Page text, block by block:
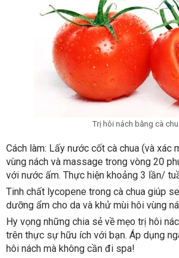
Trị hôi nách bằng cà
Cách làm: Lấy nước cốt cà chua (và xác
vùng nách và massage trong vòng 20
với nước ấm. Thực hiện khoảng 3 lần/
Tinh chất lycopene trong cà chua giúp
dưỡng ẩm cho da và khử mùi hôi vùng
Hy vọng những chia sẻ về mẹo trị hôi
trên thực sự hữu ích với bạn. Áp dụng
hôi nách mà không cần đi spa!